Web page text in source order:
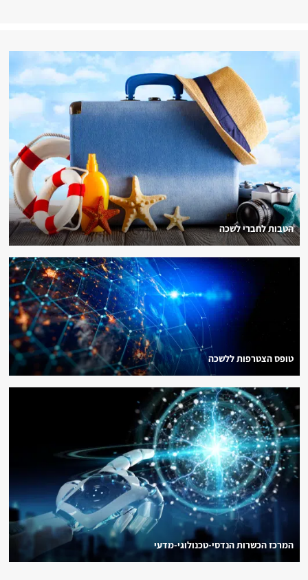
הטבות לחברי לשכה
טופס הצטרפות ללשכה
המרכז הכשרות הנדסי-טכנולוגי-מדעי